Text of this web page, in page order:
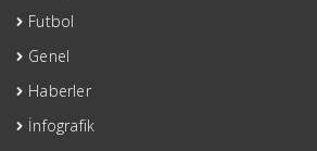
Futbol
Genel
Haberler
İnfografik